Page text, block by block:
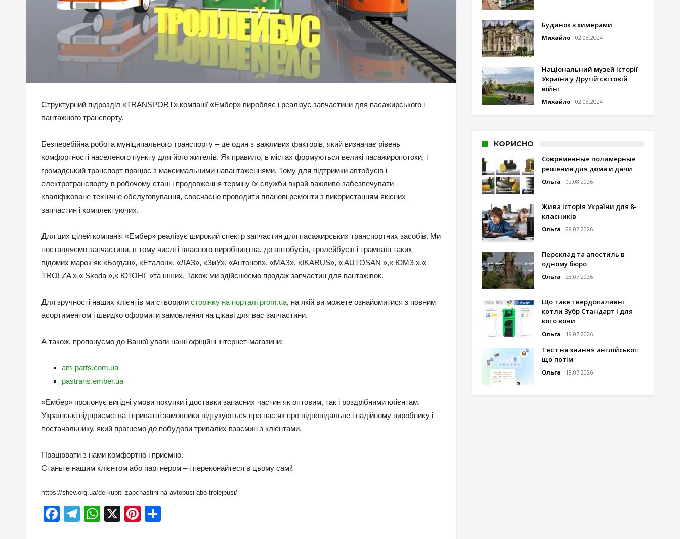
Структурний підрозділ «TRANSPORT» компанії «Ембер» виробляє і реалізує запчастини для пасажирського і
вантажного транспорту.
Безперебійна робота муніципального транспорту – це один з важливих факторів, який визначає рівень
комфортності населеного пункту для його жителів. Як правило, в містах формуються великі пасажиропотоки, і
громадський транспорт працює з максимальними навантаженнями. Тому для підтримки автобусів і
електротранспорту в робочому стані і продовження терміну їх служби вкрай важливо забезпечувати
кваліфіковане технічне обслуговування, своєчасно проводити планові ремонти з використанням якісних
запчастин і комплектуючих.
Для цих цілей компанія «Ембер» реалізує широкий спектр запчастин для пасажирських транспортних засобів. Ми
поставляємо запчастини, в тому числі і власного виробництва, до автобусів, тролейбусів і трамваїв таких
відомих марок як «Богдан», «Еталон», «ЛАЗ», «ЗиУ», «Антонов», «МАЗ», «IKARUS», « AUTOSAN »,« ЮМЗ »,«
TROLZA »,« Skoda »,« ЮТОНГ »та інших. Також ми здійснюємо продаж запчастин для вантажівок.
Для зручності наших клієнтів ми створили сторінку на порталі prom.ua, на якій ви можете ознайомитися з повним
асортиментом і швидко оформити замовлення на цікаві для вас запчастини.
А також, пропонуємо до Вашої уваги наші офіційні інтернет-магазини:
am-parts.com.ua
pastrans.ember.ua
«Ембер» пропонує вигідні умови покупки і доставки запасних частин як оптовим, так і роздрібними клієнтам.
Українські підприємства і приватні замовники відгукуються про нас як про відповідальне і надійному виробнику і
постачальнику, який прагнемо до побудови тривалих взаємин з клієнтами.
Працювати з нами комфортно і приємно.
Станьте нашим клієнтом або партнером – і переконайтеся в цьому самі!
https://shev.org.ua/de-kupiti-zapchastini-na-avtobusi-abo-trolejbusi/
Facebook
Telegram
WhatsApp
X Pinterest
Будинок з химерами
Михайло 02.03.2024
Національний музей історії
України у Другій світовій
війні
Михайло 02.03.2024
КОРИСНО
Современные полимерные
решения для дома и дачи
Ольга 02.08.2026
Жива історія України для 8-
класників
Ольга 28.07.2026
Переклад та апостиль в
одному бюро
Ольга 23.07.2026
Що таке твердопаливні
котли Зубр Стандарт і для
кого вони
Ольга 19.07.2026
Тест на знання англійської:
що потім
Ольга 18.07.2026